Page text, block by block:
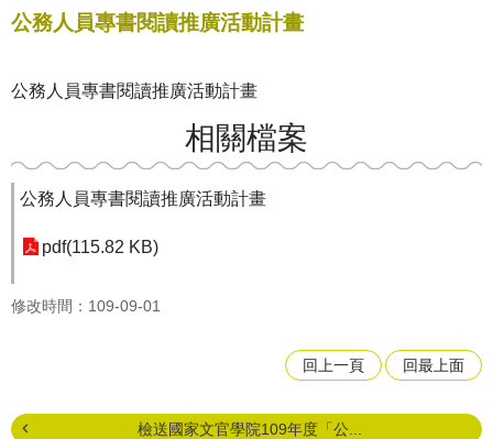
公務人員專書閱讀推廣活動計畫
公務人員專書閱讀推廣活動計畫
相關檔案
公務人員專書閱讀推廣活動計畫
pdf(115.82 KB)
修改時間：109-09-01
回上一頁 回最上面
檢送國家文官學院109年度「公...